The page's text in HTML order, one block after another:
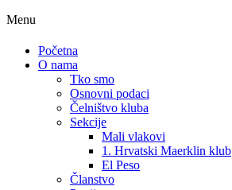
Menu
Početna
O nama
Tko smo
Osnovni podaci
Čelništvo kluba
Sekcije
Mali vlakovi
1. Hrvatski Maerklin klub
El Peso
Članstvo